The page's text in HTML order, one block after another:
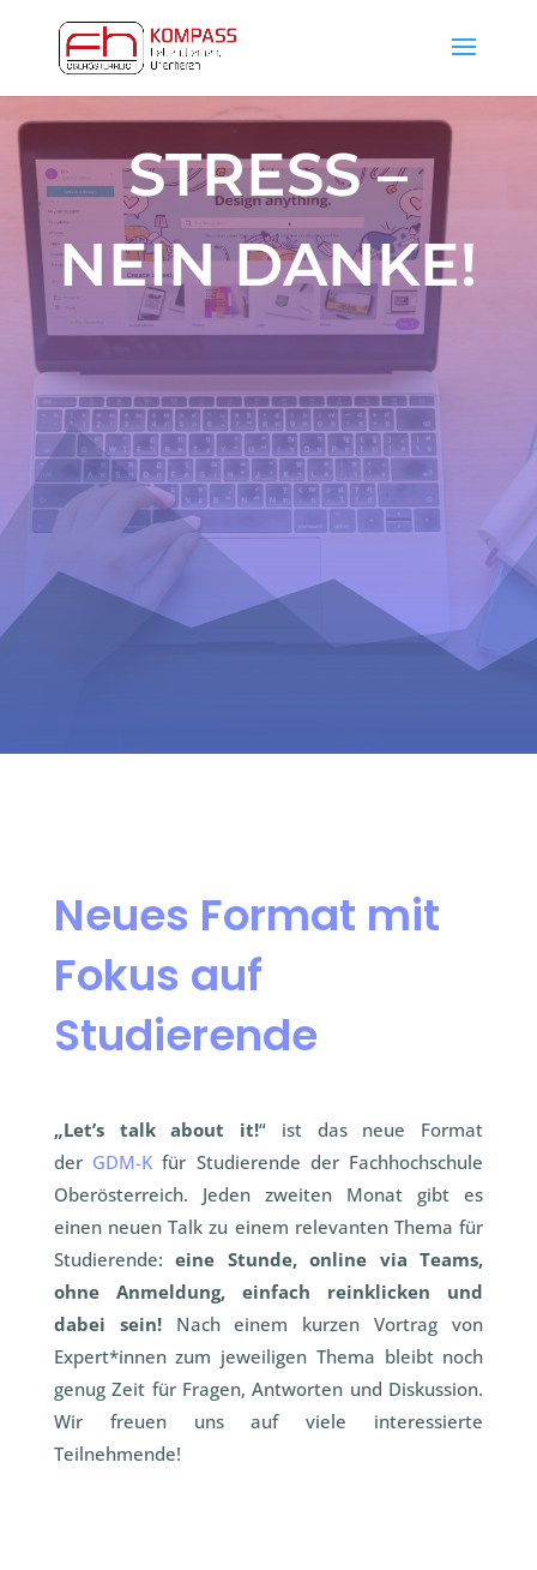
STRESS –
NEIN DANKE!
Neues Format mit
Fokus auf
Studierende
„Let’s talk about it!“ ist das neue Format
der GDM-K für Studierende der Fachhochschule
Oberösterreich. Jeden zweiten Monat gibt es
einen neuen Talk zu einem relevanten Thema für
Studierende:eine Stunde, online via Teams,
ohne Anmeldung, einfach reinklicken und
dabei sein! Nach einem kurzen Vortrag von
Expert*innen zum jeweiligen Thema bleibt noch
genug Zeit für Fragen, Antworten und Diskussion.
Wir freuen uns auf viele interessierte
Teilnehmende!